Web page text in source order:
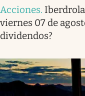
Acciones.
viernes 07 de
dividendos?